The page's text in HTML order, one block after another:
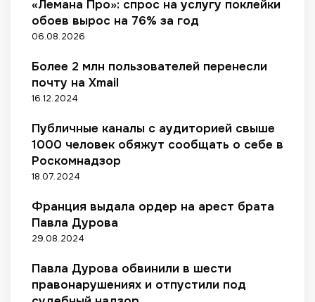
0
м
л
д
е
й
2
5
г
д
а
в
и
з
в
т
о
а
г
з
и
о
в
в
6
г
л
н
о
к
о
с
и
м
й
э
л
к
т
р
«Лемана Про»: спрос на услугу поклейки
обоев вырос на 76% за год
06.08.2026
Более 2 млн пользователей перенесли
почту на Xmail
16.12.2024
Публичные каналы с аудиторией свыше
1000 человек обяжут сообщать о себе в
Роскомнадзор
18.07.2024
Франция выдала ордер на арест брата
Павла Дурова
29.08.2024
Павла Дурова обвинили в шести
правонарушениях и отпустили под